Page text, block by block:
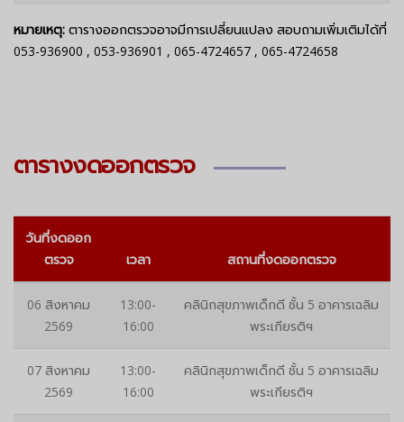
หมายเหตุ: ตารางออกตรวจอาจมีการเปลี่ยนแปลง สอบถามเพิ่มเติมได้ที่
053-936900 , 053-936901 , 065-4724657 , 065-4724658
ตารางงดออกตรวจ
วันที่งดออก
ตรวจ
เวลา สถานที่งดออกตรวจ
06 สิงหาคม
2569
13:00-
16:00
คลินิกสุขภาพเด็กดี ชั้น 5 อาคารเฉลิม
พระเกียรติฯ
07 สิงหาคม
2569
13:00-
16:00
คลินิกสุขภาพเด็กดี ชั้น 5 อาคารเฉลิม
พระเกียรติฯ